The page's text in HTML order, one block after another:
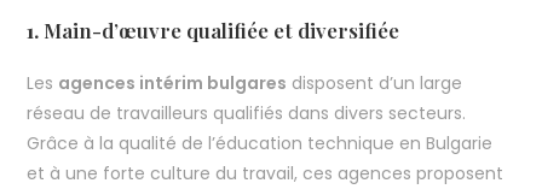
1. Main-d’œuvre qualifiée et diversifiée
Les agences intérim bulgares disposent d’un large
réseau de travailleurs qualifiés dans divers secteurs.
Grâce à la qualité de l’éducation technique en Bulgarie
et à une forte culture du travail, ces agences proposent